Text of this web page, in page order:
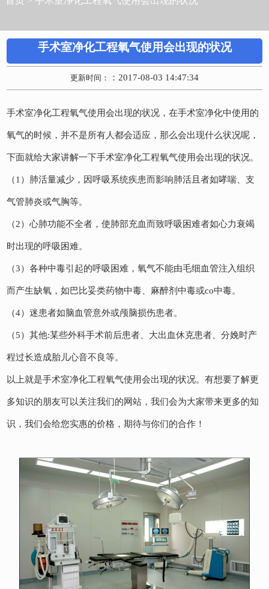
手术室净化工程氧气使用会出现的状况
更新时间： ：2017-08-03 14:47:34
手术室净化工程氧气使用会出现的状况，在手术室净化中使用的
氧气的时候，并不是所有人都会适应，那么会出现什么状况呢，
下面就给大家讲解一下手术室净化工程氧气使用会出现的状况。
（1）肺活量减少，因呼吸系统疾患而影响肺活且者如哮喘、支
气管肺炎或气胸等。
（2）心肺功能不全者，使肺部充血而致呼吸困难者如心力衰竭
时出现的呼吸困难。
（3）各种中毒引起的呼吸困难，氧气不能由毛细血管注入组织
而产生缺氧，如巴比妥类药物中毒、麻醉剂中毒或co中毒。
（4）迷患者如脑血管意外或颅脑损伤患者。
（5）其他:某些外科手术前后患者、大出血休克患者、分娩时产
程过长造成胎儿心音不良等。
以上就是手术室净化工程氧气使用会出现的状况。有想要了解更
多知识的朋友可以关注我们的网站，我们会为大家带来更多的知
识，我们会给您实惠的价格，期待与你们的合作！